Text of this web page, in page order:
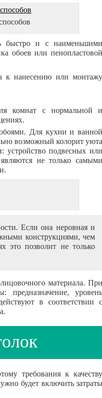
быстро и с
обоев или
к нанесению или
комнат с нормальной
Для кухни и
возможный колорит
устройство подвесных
не только
Если она неровная и
конструкциями, чем
это позволит не только
материала.
предназначение,
в соответствии
требования к
будет включить